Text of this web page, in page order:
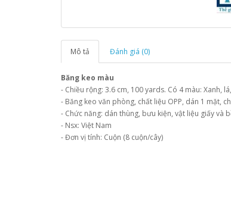
Mô tả Đánh giá (0)
Băng keo màu
- Chiều rộng: 3.6 cm, 100 yards. Có 4 màu: Xanh,
- Băng keo văn phòng, chất liệu OPP, dán 1 mặt,
- Chức năng: dán thùng, bưu kiện, vật liệu giấy và
- Nsx: Việt Nam
- Đơn vị tính: Cuộn (8 cuộn/cây)